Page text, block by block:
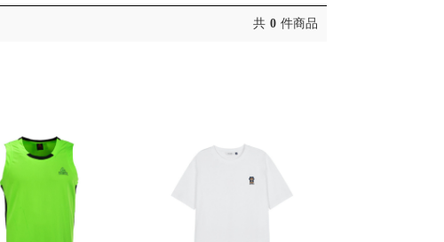
共 0 件商品